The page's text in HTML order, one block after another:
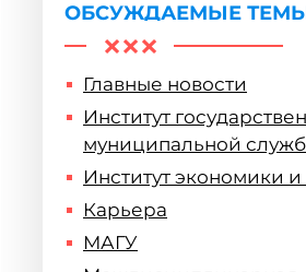
ОБСУЖДАЕМЫЕ
Главные новости
Институт
муниципальной
Институт экономики и
Карьера
МАГУ